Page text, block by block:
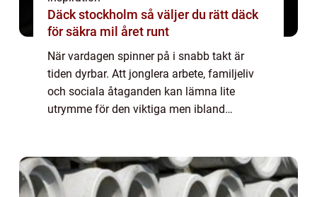
Däck stockholm så väljer du rätt däck
för säkra mil året runt
När vardagen spinner på i snabb takt är
tiden dyrbar. Att jonglera arbete, familjeliv
och sociala åtaganden kan lämna lite
utrymme för den viktiga men ibland